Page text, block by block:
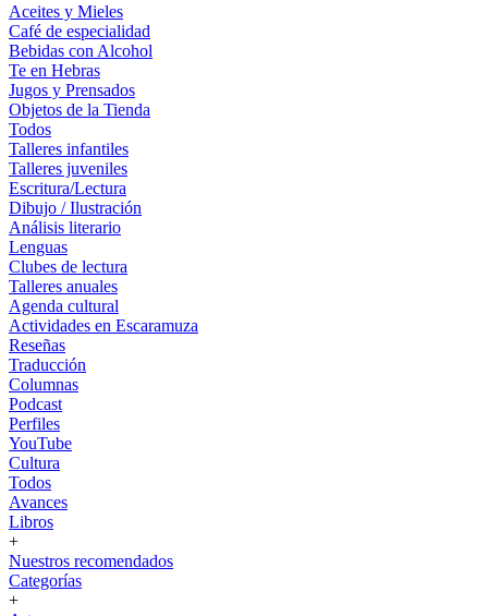
Aceites y Mieles
Café de especialidad
Bebidas con Alcohol
Te en Hebras
Jugos y Prensados
Objetos de la Tienda
Todos
Talleres infantiles
Talleres juveniles
Escritura/Lectura
Dibujo / Ilustración
Análisis literario
Lenguas
Clubes de lectura
Talleres anuales
Agenda cultural
Actividades en Escaramuza
Reseñas
Traducción
Columnas
Podcast
Perfiles
YouTube
Cultura
Todos
Avances
Libros
+
Nuestros recomendados
Categorías
+